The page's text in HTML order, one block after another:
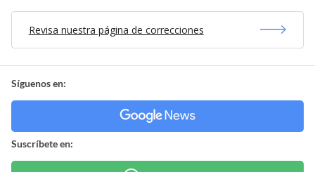
Revisa nuestra página de correcciones
Síguenos en:
Suscríbete en: